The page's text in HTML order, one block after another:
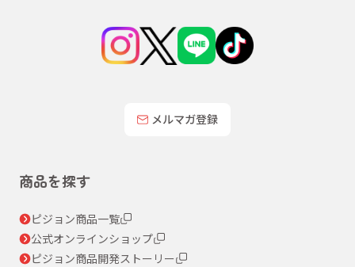
メルマガ登録
商品を探す
ピジョン商品一覧
公式オンラインショップ
ピジョン商品開発ストーリー